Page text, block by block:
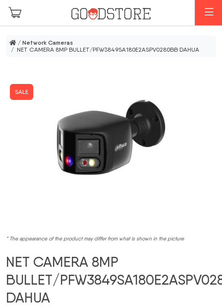
Skip to main content
/ Network Cameras
/ NET CAMERA 8MP BULLET/PFW3849SA180E2ASPV0280BB DAHUA
SALE
* The appearance of the product may differ from what is shown in the picture
NET CAMERA 8MP
BULLET/
DAHUA